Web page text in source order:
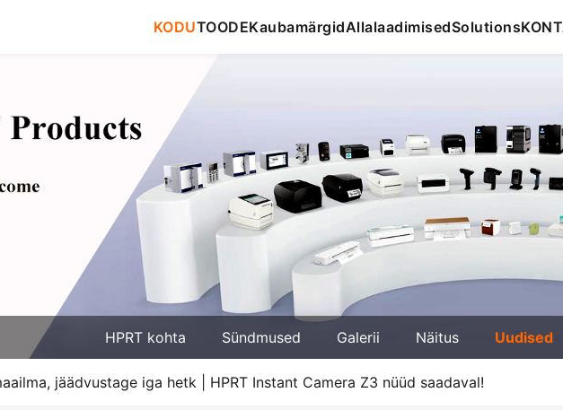
KODUTOODEKaubamärgidAllalaadimisedSolutions
HPRT kohta Sündmused Galerii Näitus Uudised
jäädvustage iga hetk | HPRT Instant Camera Z3 nüüd saadaval!